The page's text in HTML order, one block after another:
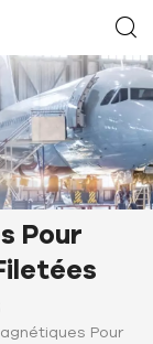
Pour
Pour